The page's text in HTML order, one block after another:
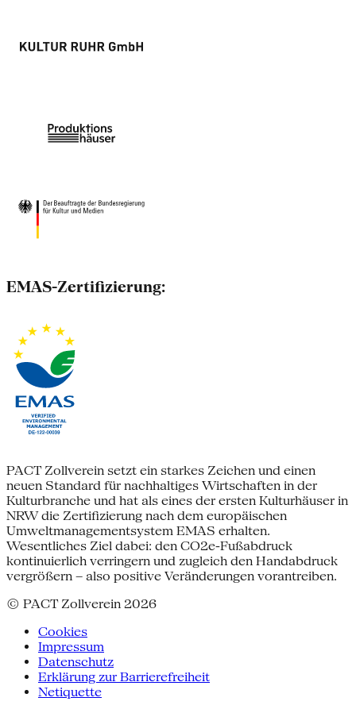
EMAS-Zertifizierung:
PACT Zollverein setzt ein starkes Zeichen und einen
neuen Standard für nachhaltiges Wirtschaften in der
Kulturbranche und hat als eines der ersten Kulturhäuser in
NRW die Zertifizierung nach dem europäischen
Umweltmanagementsystem EMAS erhalten.
Wesentliches Ziel dabei: den CO2e-Fußabdruck
kontinuierlich verringern und zugleich den Handabdruck
vergrößern – also positive Veränderungen vorantreiben.
© PACT Zollverein 2026
Cookies
Impressum
Datenschutz
Erklärung zur Barrierefreiheit
Netiquette